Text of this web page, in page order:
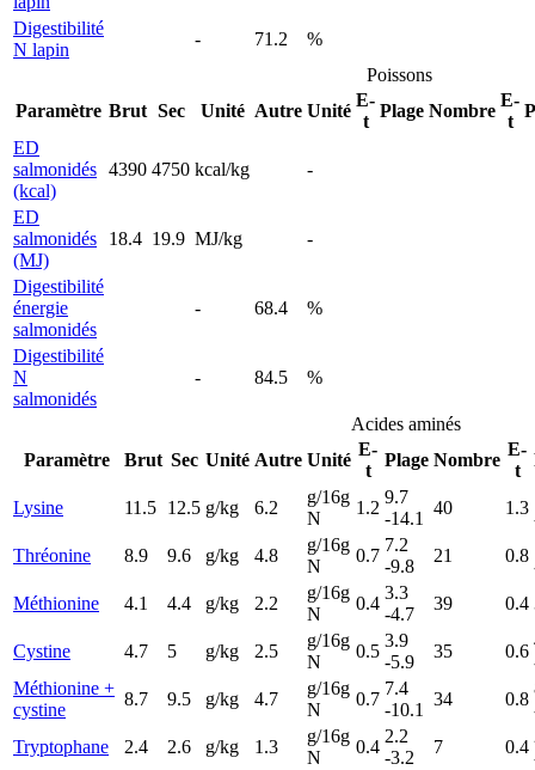
Digestibilité
N lapin
- 71.2
%
Poissons
Paramètre Brut Sec Unité Autre Unité
E-
t
Plage Nombre
E-
t
ED
salmonidés
(kcal)
4390 4750 kcal/kg -
ED
salmonidés
(MJ)
18.4 19.9 MJ/kg -
Digestibilité
énergie
salmonidés
- 68.4 %
Digestibilité
N
salmonidés
- 84.5 %
Acides aminés
Paramètre
Brut Sec Unité Autre Unité
E-
t
Plage Nombre
E-
t
Lysine 11.5 12.5 g/kg 6.2
g/16g
N
1.2
9.7
-14.1
40 1.3
Thréonine
8.9 9.6 g/kg 4.8
g/16g
N
0.7
7.2
-9.8
21 0.8
Méthionine
4.1 4.4 g/kg 2.2
g/16g
N
0.4
3.3
-4.7
39 0.4
Cystine 4.7 5 g/kg 2.5
g/16g
N
0.5
3.9
-5.9
35 0.6
Méthionine +
cystine
8.7 9.5 g/kg 4.7
g/16g
N
0.7
7.4
-10.1
34 0.8
Tryptophane
2.4 2.6 g/kg 1.3
g/16g
N
0.4
2.2
-3.2
7 0.4